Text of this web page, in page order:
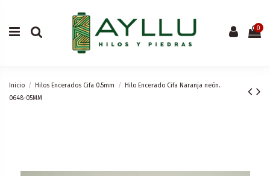
0
Inicio Hilos Encerados Cifa 0.5mm
Hilo Encerado Cifa Naranja neón.
0648-05MM